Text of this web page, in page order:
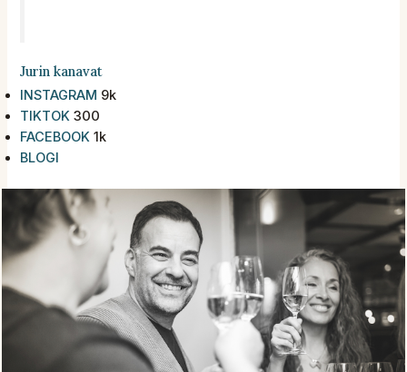
Jurin kanavat
INSTAGRAM 9k
TIKTOK 300
FACEBOOK 1k
BLOGI